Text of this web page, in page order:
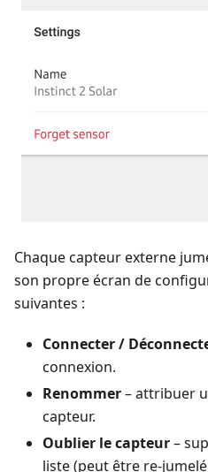
Chaque capteur externe
son propre écran de
suivantes :
Connecter /
connexion.
Renommer– attribuer
capteur.
Oublier le capteur–
liste (peut être re-